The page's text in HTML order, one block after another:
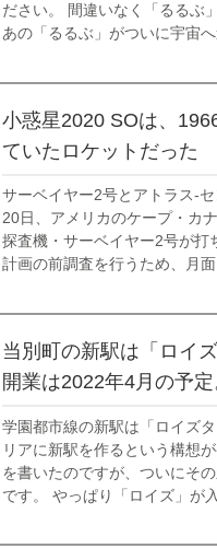
ださい。 間違いなく「るる
あの「るるぶ」がついに宇宙
ぶ」というのはＪＴＢが発行
ぶ」を略して「るるぶ」だっ
小惑星2020 SOは、
ていたロケットだった
サーベイヤー2号とアトラス-
20日、アメリカのケープ・カ
探査機・サーベイヤー2号が打
計画の前調査を行うため、月
した。 しかし、サーベイヤー
軌道修正に失敗。1966年9月...
当別町の新駅は「ロイ
開業は2022年4月の予
学園都市線の新駅は「ロイズ
リアに新駅を作るという構想
を書いたのですが、ついにそ
です。 やっぱり「ロイズ」が
企業名が駅名に含まれるのは
例目になります。 場所は、学